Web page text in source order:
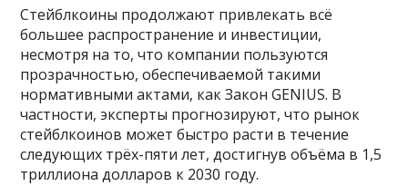
Стейблкоины продолжают привлекать всё
большее распространение и инвестиции,
несмотря на то, что компании пользуются
прозрачностью, обеспечиваемой такими
нормативными актами, как Закон GENIUS. В
частности, эксперты прогнозируют, что рынок
стейблкоинов может быстро расти в течение
следующих трёх-пяти лет, достигнув объёма в 1,5
триллиона долларов к 2030 году.